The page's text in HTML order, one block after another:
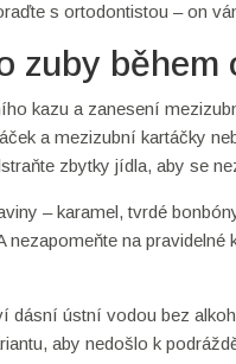
s ortodontistou – on
zuby během
kazu a zanesení
a mezizubní kartáčky
zbytky jídla, aby se
– karamel, tvrdé
nezapomeňte na
dásní ústní vodou bez
aby nedošlo k